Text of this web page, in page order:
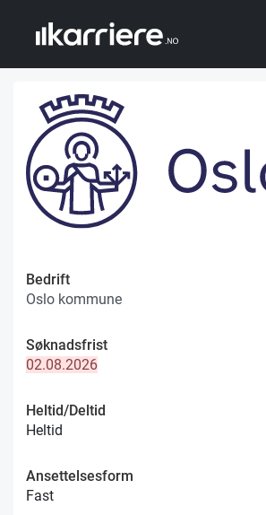
Bedrift
Oslo kommune
Søknadsfrist
02.08.2026
Heltid/Deltid
Heltid
Ansettelsesform
Fast